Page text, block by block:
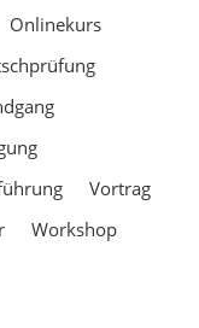
Onlinekurs
Vortrag
Workshop